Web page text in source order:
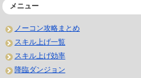
メニュー
ノーコン攻略まとめ
スキル上げ一覧
スキル上げ効率
降臨ダンジョン